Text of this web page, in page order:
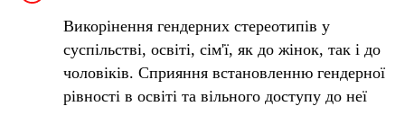
Викорінення гендерних стереотипів у
суспільстві, освіті, сім'ї, як до жінок, так і до
чоловіків. Сприяння встановленню гендерної
рівності в освіті та вільного доступу до неї